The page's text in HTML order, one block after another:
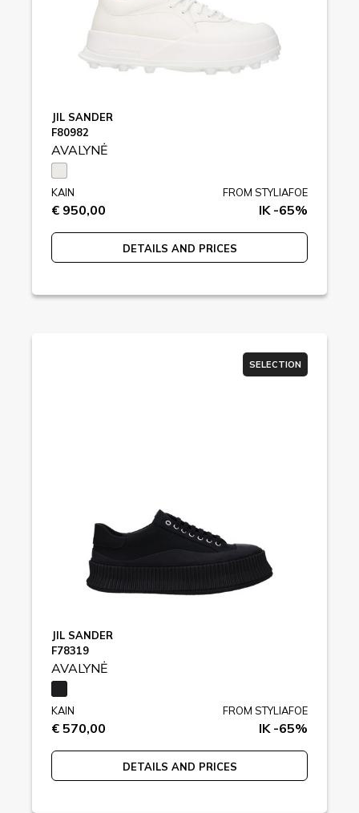
JIL SANDER
F80982
AVALYNĖ
KAIN
€ 950,00
FROM STYLIAFOE
IK -65%
DETAILS AND PRICES
SELECTION
JIL SANDER
F78319
AVALYNĖ
KAIN
€ 570,00
FROM STYLIAFOE
IK -65%
DETAILS AND PRICES